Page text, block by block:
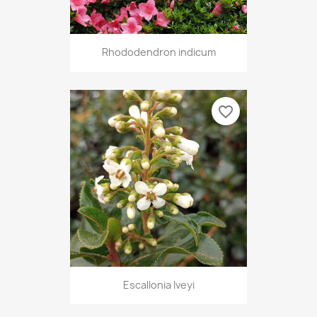
Rhododendron indicum
Escallonia Iveyi
favorite_border